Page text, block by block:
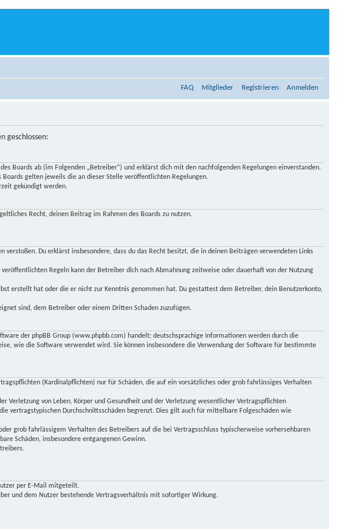
FAQ Mitglieder Registrieren Anmelden
geschlossen:
Boards ab (im Folgenden „Betreiber“) und erklärst dich mit den nachfolgenden Regelungen einverstanden.
gelten jeweils die an dieser Stelle veröffentlichten Regelungen.
gekündigt werden.
Recht, deinen Beitrag im Rahmen des Boards zu nutzen.
Du erklärst insbesondere, dass du das Recht besitzt, die in deinen Beiträgen verwendeten Links
Regeln kann der Betreiber dich nach Abmahnung zeitweise oder dauerhaft von der Nutzung
erstellt hat oder die er nicht zur Kenntnis genommen hat. Du gestattest dem Betreiber, dein Benutzerkonto,
sind, dem Betreiber oder einem Dritten Schaden zuzufügen.
der phpBB Group (www.phpbb.com) handelt; deutschsprachige Informationen werden durch die
wie die Software verwendet wird. Sie können insbesondere die Verwendung der Software für bestimmte
(Kardinalpflichten) nur für Schäden, die auf ein vorsätzliches oder grob fahrlässiges Verhalten
Verletzung von Leben, Körper und Gesundheit und der Verletzung wesentlicher Vertragspflichten
vertragstypischen Durchschnittsschäden begrenzt. Dies gilt auch für mittelbare Folgeschäden wie
grob fahrlässigem Verhalten des Betreibers auf die bei Vertragsschluss typischerweise vorhersehbaren
Schäden, insbesondere entgangenen Gewinn.
per E-Mail mitgeteilt.
und dem Nutzer bestehende Vertragsverhältnis mit sofortiger Wirkung.